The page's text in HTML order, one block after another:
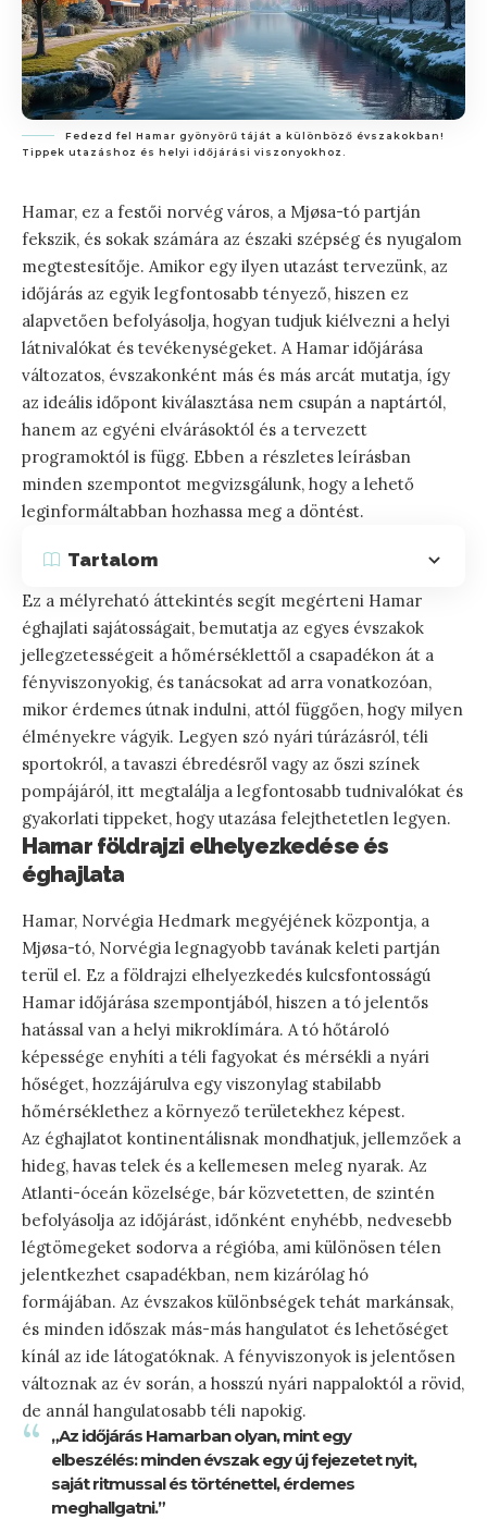
Fedezd fel Hamar gyönyörű táját a különböző évszakokban!
Tippek utazáshoz és helyi időjárási viszonyokhoz.
Hamar, ez a festői norvég város, a Mjøsa-tó partján
fekszik, és sokak számára az északi szépség és nyugalom
megtestesítője. Amikor egy ilyen utazást tervezünk, az
időjárás az egyik legfontosabb tényező, hiszen ez
alapvetően befolyásolja, hogyan tudjuk kiélvezni a helyi
látnivalókat és tevékenységeket. A Hamar időjárása
változatos, évszakonként más és más arcát mutatja, így
az ideális időpont kiválasztása nem csupán a naptártól,
hanem az egyéni elvárásoktól és a tervezett
programoktól is függ. Ebben a részletes leírásban
minden szempontot megvizsgálunk, hogy a lehető
leginformáltabban hozhassa meg a döntést.
Tartalom
Ez a mélyreható áttekintés segít megérteni Hamar
éghajlati sajátosságait, bemutatja az egyes évszakok
jellegzetességeit a hőmérséklettől a csapadékon át a
fényviszonyokig, és tanácsokat ad arra vonatkozóan,
mikor érdemes útnak indulni, attól függően, hogy milyen
élményekre vágyik. Legyen szó nyári túrázásról, téli
sportokról, a tavaszi ébredésről vagy az őszi színek
pompájáról, itt megtalálja a legfontosabb tudnivalókat és
gyakorlati tippeket, hogy utazása felejthetetlen legyen.
Hamar földrajzi elhelyezkedése és
éghajlata
Hamar, Norvégia Hedmark megyéjének központja, a
Mjøsa-tó, Norvégia legnagyobb tavának keleti partján
terül el. Ez a földrajzi elhelyezkedés kulcsfontosságú
Hamar időjárása szempontjából, hiszen a tó jelentős
hatással van a helyi mikroklímára. A tó hőtároló
képessége enyhíti a téli fagyokat és mérsékli a nyári
hőséget, hozzájárulva egy viszonylag stabilabb
hőmérséklethez a környező területekhez képest.
Az éghajlatot kontinentálisnak mondhatjuk, jellemzőek a
hideg, havas telek és a kellemesen meleg nyarak. Az
Atlanti-óceán közelsége, bár közvetetten, de szintén
befolyásolja az időjárást, időnként enyhébb, nedvesebb
légtömegeket sodorva a régióba, ami különösen télen
jelentkezhet csapadékban, nem kizárólag hó
formájában. Az évszakos különbségek tehát markánsak,
és minden időszak más-más hangulatot és lehetőséget
kínál az ide látogatóknak. A fényviszonyok is jelentősen
változnak az év során, a hosszú nyári nappaloktól a rövid,
de annál hangulatosabb téli napokig.
„Az időjárás Hamarban olyan, mint egy
elbeszélés: minden évszak egy új fejezetet nyit,
saját ritmussal és történettel, érdemes
meghallgatni.”